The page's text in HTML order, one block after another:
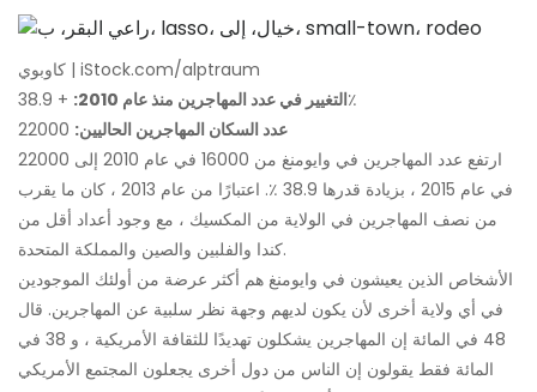
كاوبوي | iStock.com/alptraum
التغيير في عدد المهاجرين منذ عام 2010:+ 38.9٪
عدد السكان المهاجرين الحاليين:
ارتفع عدد المهاجرين في وايومنغ من 16000 في عام 2010 إلى 22000
في عام 2015 ، بزيادة قدرها 38.9 ٪. اعتبارًا من عام 2013 ، كان ما يقرب
من نصف المهاجرين في الولاية من المكسيك ، مع وجود أعداد أقل من
كندا والفلبين والصين والمملكة المتحدة.
الأشخاص الذين يعيشون في وايومنغ هم أكثر عرضة من أولئك الموجودين
في أي ولاية أخرى لأن يكون لديهم وجهة نظر سلبية عن المهاجرين. قال
48 في المائة إن المهاجرين يشكلون تهديدًا للثقافة الأمريكية ، و 38 في
المائة فقط يقولون إن الناس من دول أخرى يجعلون المجتمع الأمريكي